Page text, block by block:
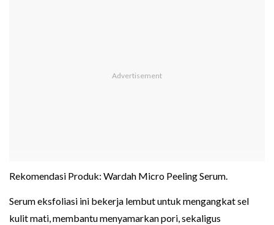
Rekomendasi Produk: Wardah Micro Peeling Serum.
Serum eksfoliasi ini bekerja lembut untuk mengangkat sel
kulit mati, membantu menyamarkan pori, sekaligus